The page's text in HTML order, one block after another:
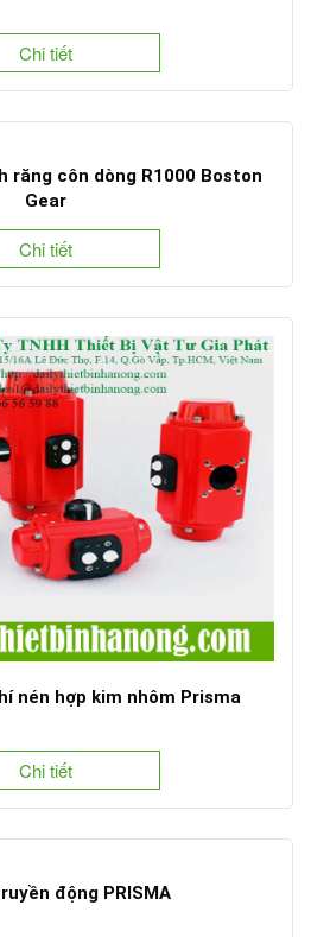
Chi tiết
răng côn dòng R1000 Boston
Gear
Chi tiết
nén hợp kim nhôm Prisma
Chi tiết
động PRISMA